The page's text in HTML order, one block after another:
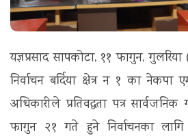
यज्ञप्रसाद सापकोटा, ११ फागुन, गुलरिया
निर्वाचन बर्दिया क्षेत्र न १ का नेकपा
अधिकारीले प्रतिवद्धता पत्र
फागुन २१ गते हुने निर्वाचनका लागि